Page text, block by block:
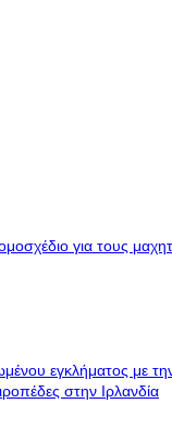
για τους
εγκλήματος με
στην Ιρλανδία